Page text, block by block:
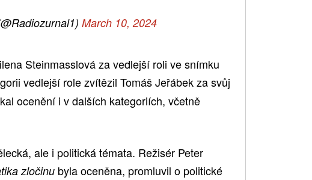
March 10, 2024
Steinmasslová za vedlejší roli ve snímku
vedlejší role zvítězil Tomáš Jeřábek za svůj
ocenění i v dalších kategoriích, včetně
ale i politická témata. Režisér Peter
zločinu byla oceněna, promluvil o politické